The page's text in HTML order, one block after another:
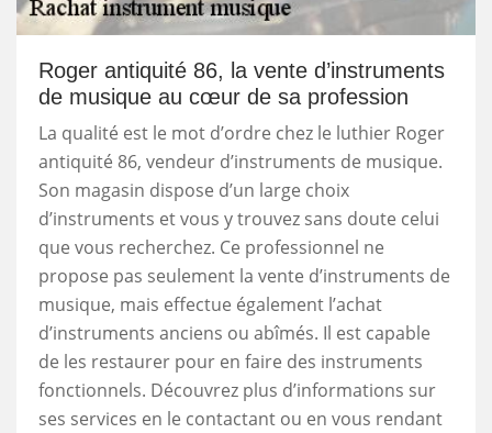
Roger antiquité 86, la vente d’instruments
de musique au cœur de sa profession
La qualité est le mot d’ordre chez le luthier Roger
antiquité 86, vendeur d’instruments de musique.
Son magasin dispose d’un large choix
d’instruments et vous y trouvez sans doute celui
que vous recherchez. Ce professionnel ne
propose pas seulement la vente d’instruments de
musique, mais effectue également l’achat
d’instruments anciens ou abîmés. Il est capable
de les restaurer pour en faire des instruments
fonctionnels. Découvrez plus d’informations sur
ses services en le contactant ou en vous rendant